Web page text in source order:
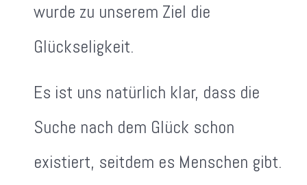
wurde zu unserem Ziel die
Glückseligkeit.
Es ist uns natürlich klar, dass die
Suche nach dem Glück schon
existiert, seitdem es Menschen gibt.